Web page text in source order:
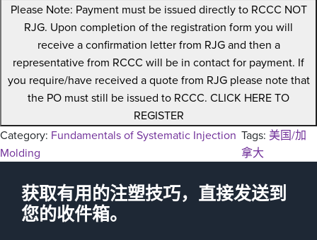
Please Note: Payment must be issued directly to RCCC NOT
RJG. Upon completion of the registration form you will
receive a confirmation letter from RJG and then a
representative from RCCC will be in contact for payment. If
you require/have received a quote from RJG please note that
the PO must still be issued to RCCC. CLICK HERE TO
REGISTER
Category: Fundamentals of Systematic Injection
Molding
Tags: 美国/加
拿大
获取有用的注塑技巧，直接发送到
您的收件箱。